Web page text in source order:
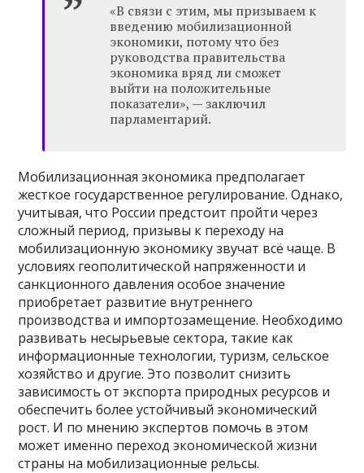
«В связи с этим, мы призываем к
введению мобилизационной
экономики, потому что без
руководства правительства
экономика вряд ли сможет
выйти на положительные
показатели», — заключил
парламентарий.
Мобилизационная экономика предполагает
жесткое государственное регулирование. Однако,
учитывая, что России предстоит пройти через
сложный период, призывы к переходу на
мобилизационную экономику звучат всё чаще. В
условиях геополитической напряженности и
санкционного давления особое значение
приобретает развитие внутреннего
производства и импортозамещение. Необходимо
развивать несырьевые сектора, такие как
информационные технологии, туризм, сельское
хозяйство и другие. Это позволит снизить
зависимость от экспорта природных ресурсов и
обеспечить более устойчивый экономический
рост. И по мнению экспертов помочь в этом
может именно переход экономической жизни
страны на мобилизационные рельсы.